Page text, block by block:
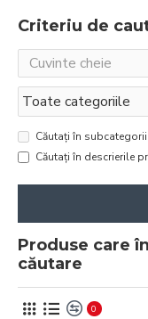
Criteriu de
Căutați în subcategorii
Căutați în descrierile
Produse care
căutare
0